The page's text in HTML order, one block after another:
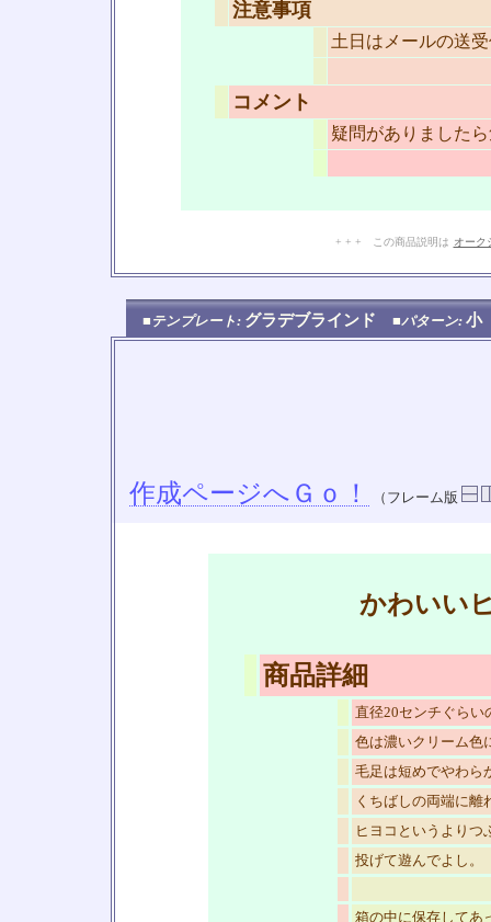
注意事項
土日はメールの送
コメント
疑問がありました
+ + + この商品説明は オーク
■テンプレート: グラデブラインド ■パターン: 小
作成ページへＧｏ！ （フレーム版
かわいい
商品詳細
直径20センチぐらい
色は濃いクリーム色
毛足は短めでやわら
くちばしの両端に離
ヒヨコというよりつ
投げて遊んでよし。
箱の中に保存してあ